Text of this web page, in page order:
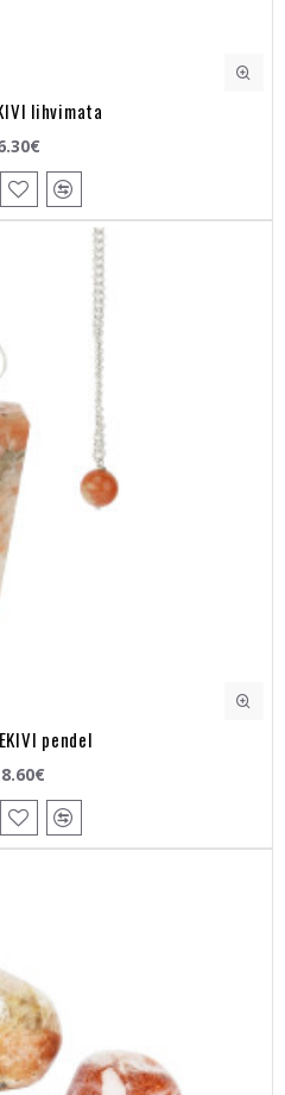
lihvimata
pendel